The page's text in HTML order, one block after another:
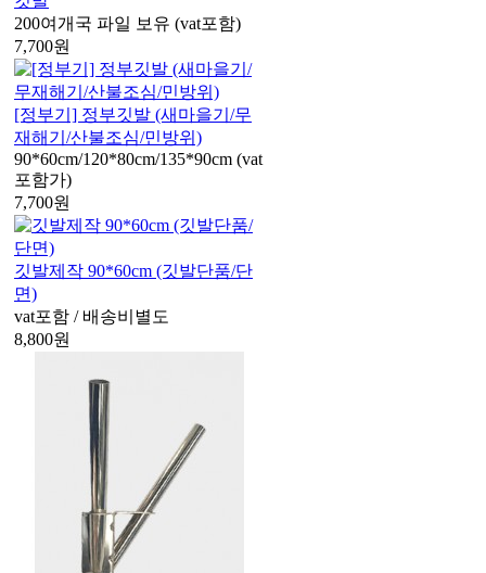
200여개국 파일 보유 (vat포함)
7,700원
[정부기] 정부깃발 (새마을기/무
재해기/산불조심/민방위)
90*60cm/120*80cm/135*90cm (vat
포함가)
7,700원
깃발제작 90*60cm (깃발단품/단
면)
vat포함 / 배송비별도
8,800원